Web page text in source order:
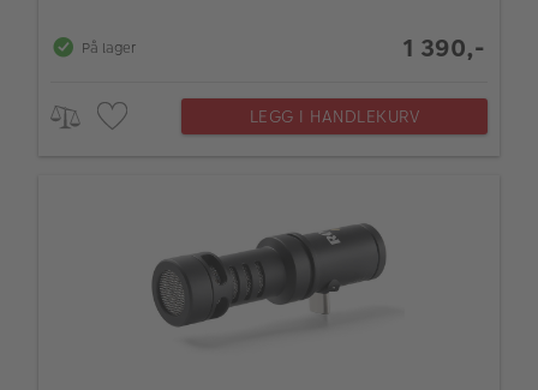
På lager 1 390,-
LEGG I HANDLEKURV